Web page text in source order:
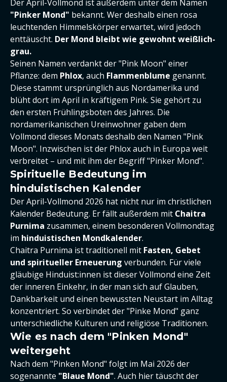
Der April-Vollmond ist außerdem unter dem Namen
"Pinker Mond" bekannt. Wer deshalb einen rosa
leuchtenden Himmelskörper erwartet, wird jedoch
enttäuscht. Der Mond bleibt wie gewohnt weißlich-
grau.
Seinen Namen verdankt der "Pink Moon" einer
Pflanze: dem Phlox, auch Flammenblume genannt.
Diese stammt ursprünglich aus Nordamerika und
blüht dort im April in kräftigem Pink. Sie gehört zu
den ersten Frühlingsboten des Jahres. Die
nordamerikanischen Ureinwohner gaben dem
Vollmond dieses Monats deshalb den Namen "Pink
Moon". Inzwischen ist der Phlox auch in Europa weit
verbreitet – und mit ihm der Begriff "Pinker Mond".
Spirituelle Bedeutung im
hinduistischen Kalender
Der April-Vollmond 2026 hat nicht nur im christlichen
Kalender Bedeutung. Er fällt außerdem mit Chaitra
Purnima zusammen, einem besonderen Vollmondtag
im hinduistischen Mondkalender.
Chaitra Purnima ist traditionell mit Fasten, Gebet
und spiritueller Erneuerung verbunden. Für viele
gläubige Hinduist:innen ist dieser Vollmond eine Zeit
der inneren Einkehr, in der man sich auf Glauben,
Dankbarkeit und einen bewussten Neustart im Alltag
konzentriert. So verbindet der "Pinke Mond" ganz
unterschiedliche Kulturen und religiöse Traditionen.
Wie es nach dem "Pinken Mond"
weitergeht
Nach dem "Pinken Mond" folgt im Mai 2026 der
sogenannte "Blaue Mond". Auch hier täuscht der